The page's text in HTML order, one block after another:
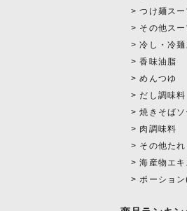
つけ麺ス
その他ス
冷し・冷
香味油脂
めんつゆ
だし調味料
焼きそばソ
肉調味料
その他た
海産物エキ
ポーショ